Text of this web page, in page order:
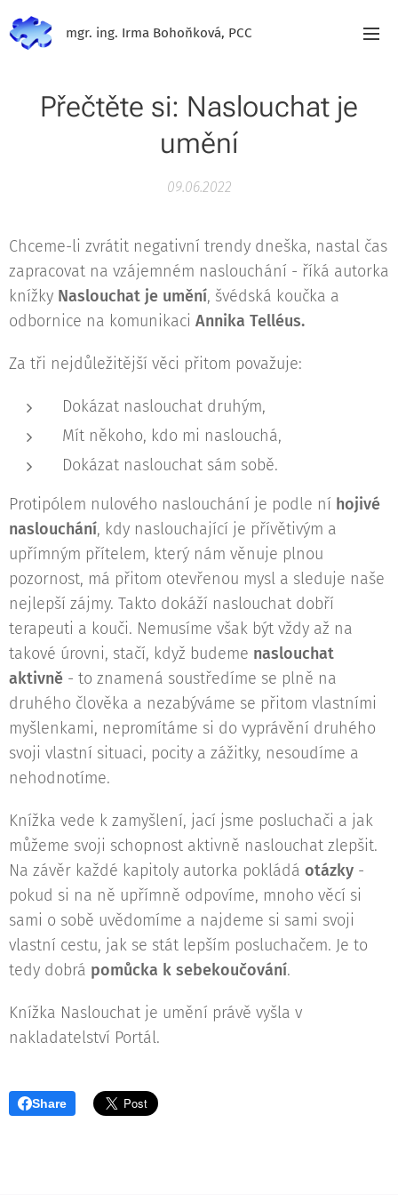
mgr. ing. Irma Bohoňková, PCC
Přečtěte si: Naslouchat je
umění
09.06.2022
Chceme-li zvrátit negativní trendy dneška, nastal čas
zapracovat na vzájemném naslouchání - říká autorka
knížky Naslouchat je umění, švédská koučka a
odbornice na komunikaci Annika Telléus.
Za tři nejdůležitější věci přitom považuje:
Dokázat naslouchat druhým,
Mít někoho, kdo mi naslouchá,
Dokázat naslouchat sám sobě.
Protipólem nulového naslouchání je podle ní hojivé
naslouchání, kdy naslouchající je přívětivým a
upřímným přítelem, který nám věnuje plnou
pozornost, má přitom otevřenou mysl a sleduje naše
nejlepší zájmy. Takto dokáží naslouchat dobří
terapeuti a kouči. Nemusíme však být vždy až na
takové úrovni, stačí, když budeme naslouchat
aktivně - to znamená soustředíme se plně na
druhého člověka a nezabýváme se přitom vlastními
myšlenkami, nepromítáme si do vyprávění druhého
svoji vlastní situaci, pocity a zážitky, nesoudíme a
nehodnotíme.
Knížka vede k zamyšlení, jací jsme posluchači a jak
můžeme svoji schopnost aktivně naslouchat zlepšit.
Na závěr každé kapitoly autorka pokládá otázky -
pokud si na ně upřímně odpovíme, mnoho věcí si
sami o sobě uvědomíme a najdeme si sami svoji
vlastní cestu, jak se stát lepším posluchačem. Je to
tedy dobrá pomůcka k sebekoučování.
Knížka Naslouchat je umění právě vyšla v
nakladatelství Portál.
Share